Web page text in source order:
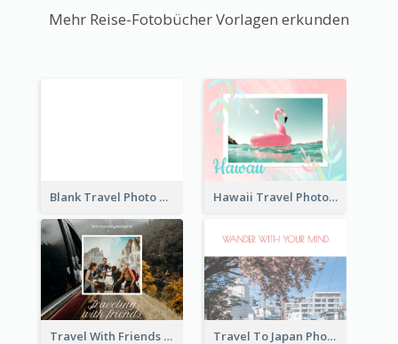
Mehr Reise-Fotobücher Vorlagen erkunden
Blank Travel Photo Book Hawaii Travel Photo Book
Travel With Friends Photo Book Travel To Japan Photo Book